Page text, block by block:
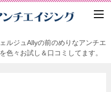
ルジュAllyの前のめりなアンチエ
色々お試し＆口コミしてます。